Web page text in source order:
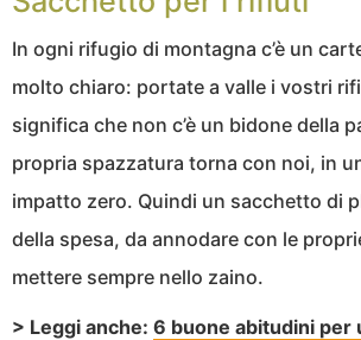
In ogni rifugio di montagna c’è un
molto chiaro: portate a valle i vostri
significa che non c’è un bidone della
propria spazzatura torna con noi, in
impatto zero. Quindi un sacchetto di
della spesa, da annodare con le
mettere sempre nello zaino.
> Leggi anche: 6 buone abitudini per